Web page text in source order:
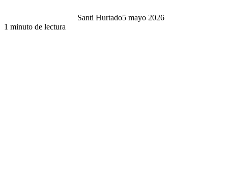
Santi Hurtado5 mayo 2026
1 minuto de lectura